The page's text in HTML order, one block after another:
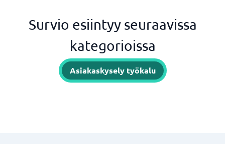
Survio esiintyy seuraavissa
kategorioissa
Asiakaskysely työkalu